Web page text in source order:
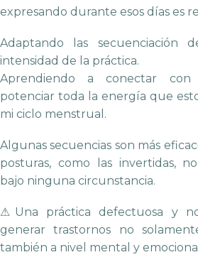
expresando durante esos días es
Adaptando las secuenciación
intensidad de la práctica.
Aprendiendo a conectar
potenciar toda la energía que
mi ciclo menstrual.
Algunas secuencias son más
posturas, como las invertidas,
bajo ninguna circunstancia.
⚠Una práctica defectuosa y
generar trastornos no
también a nivel mental y